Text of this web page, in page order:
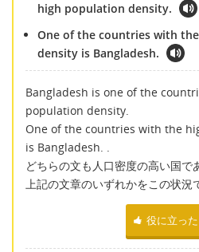
high population density.
One of the countries with
density is Bangladesh.
Bangladesh is one of the
population density.
One of the countries with the
is Bangladesh. .
どちらの文も人口密度の高い国で
上記の文章のいずれかをこの状況
役に立った